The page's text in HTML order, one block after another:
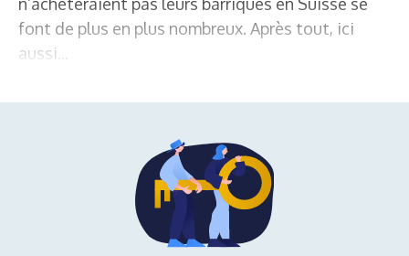
font de plus en plus nombreux. Après tout, ici
aussi...